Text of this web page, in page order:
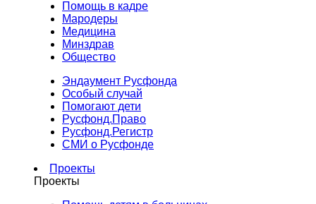
Помощь в кадре
Мародеры
Медицина
Минздрав
Общество
Эндаумент Русфонда
Особый случай
Помогают дети
Русфонд.Право
Русфонд.Регистр
СМИ о Русфонде
Проекты
Проекты